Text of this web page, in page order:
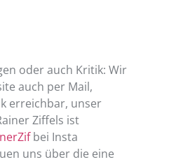
oder auch Kritik: Wir
auch per Mail,
erreichbar, unser
Ziffels ist
bei Insta
uns über die eine